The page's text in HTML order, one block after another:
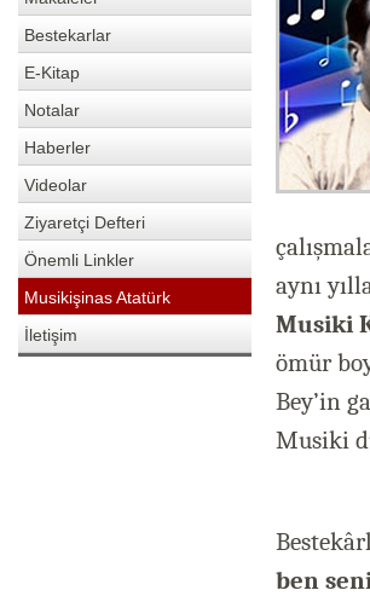
Bestekarlar
E-Kitap
Notalar
Haberler
Videolar
Ziyaretçi Defteri
Önemli Linkler
Musikişinas Atatürk
İletişim
aynı
Musiki
ömür
Bey’in
Musiki
ben